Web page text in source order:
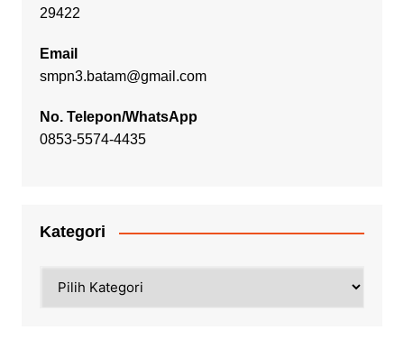
29422
Email
smpn3.batam@gmail.com
No. Telepon/WhatsApp
0853-5574-4435
Kategori